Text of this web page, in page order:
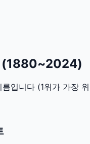
(1880~2024)
입니다 (1위가 가장